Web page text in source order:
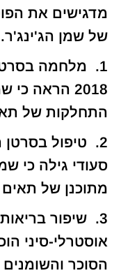
מדגישים את
של שמן הג'ינג'ר.
1. מלחמה
2018 הראה
התחלקות של
2. טיפול
סעודי גילה כי
מתוכנן של תאים
3. שיפור
אוסטרלי-סיני
הסוכר